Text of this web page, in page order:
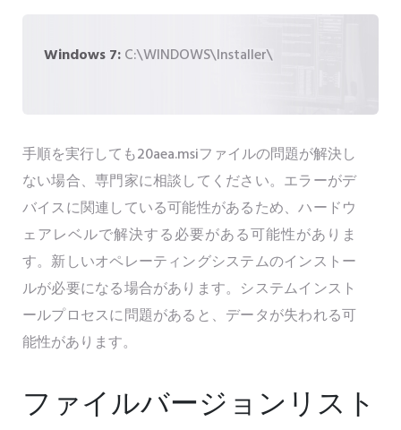
Windows 7:C:\WINDOWS\Installer\
手順を実行しても20aea.msiファイルの問題が解決し
ない場合、専門家に相談してください。エラーがデ
バイスに関連している可能性があるため、ハードウ
ェアレベルで解決する必要がある可能性がありま
す。新しいオペレーティングシステムのインストー
ルが必要になる場合があります。システムインスト
ールプロセスに問題があると、データが失われる可
能性があります。
ファイルバージョンリスト